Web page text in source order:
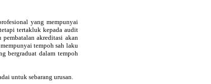
yang mempunyai
tertakluk kepada audit
pembatalan akreditasi akan
tempoh sah laku
bergraduat dalam tempoh
untuk sebarang urusan.